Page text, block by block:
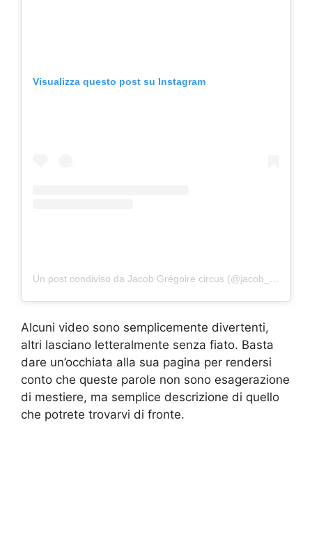
Visualizza questo post su Instagram
Un post condiviso da Jacob Grégoire circus (@jacob_acrobat)
Alcuni video sono semplicemente divertenti,
altri lasciano letteralmente senza fiato. Basta
dare un’occhiata alla sua pagina per rendersi
conto che queste parole non sono esagerazione
di mestiere, ma semplice descrizione di quello
che potrete trovarvi di fronte.